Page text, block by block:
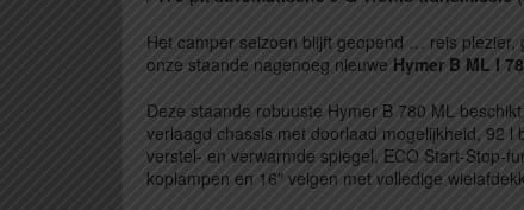
Het camper seizoen blijft geopend … reis
onze staande nagenoeg nieuwe Hymer B ML I
Deze staande robuuste Hymer B 780 ML
verlaagd chassis met doorlaad mogelijkheid, 92
verstel- en verwarmde spiegel, ECO Start-Stop-
koplampen en 16″ velgen met volledige